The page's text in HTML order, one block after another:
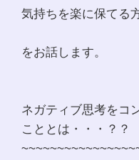
気持ちを楽に保てる
をお話します。
ネガティブ思考をコ
こととは・・・？？